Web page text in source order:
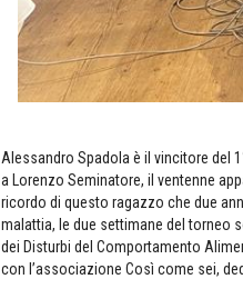
Alessandro Spadola è il vincitore del
a Lorenzo Seminatore, il ventenne
ricordo di questo ragazzo che due
malattia, le due settimane del torneo
dei Disturbi del Comportamento
con l’associazione Così come sei,